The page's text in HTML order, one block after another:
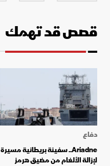
قصص قد تهمك
دفاع
Ariadne.. سفينة بريطانية مسيرة
لإزالة الألغام من مضيق هرمز